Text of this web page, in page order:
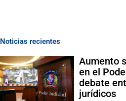
Noticias recientes
Aumento
en el
debate
jurídicos